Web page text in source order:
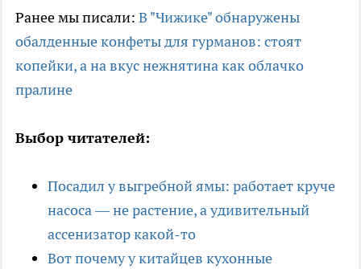
Ранее мы писали: В "Чижике" обнаружены
обалденные конфеты для гурманов: стоят
копейки, а на вкус нежнятина как облачко
пралине
Выбор читателей:
Посадил у выгребной ямы: работает круче
насоса — не растение, а удивительный
ассенизатор какой-то
Вот почему у китайцев кухонные